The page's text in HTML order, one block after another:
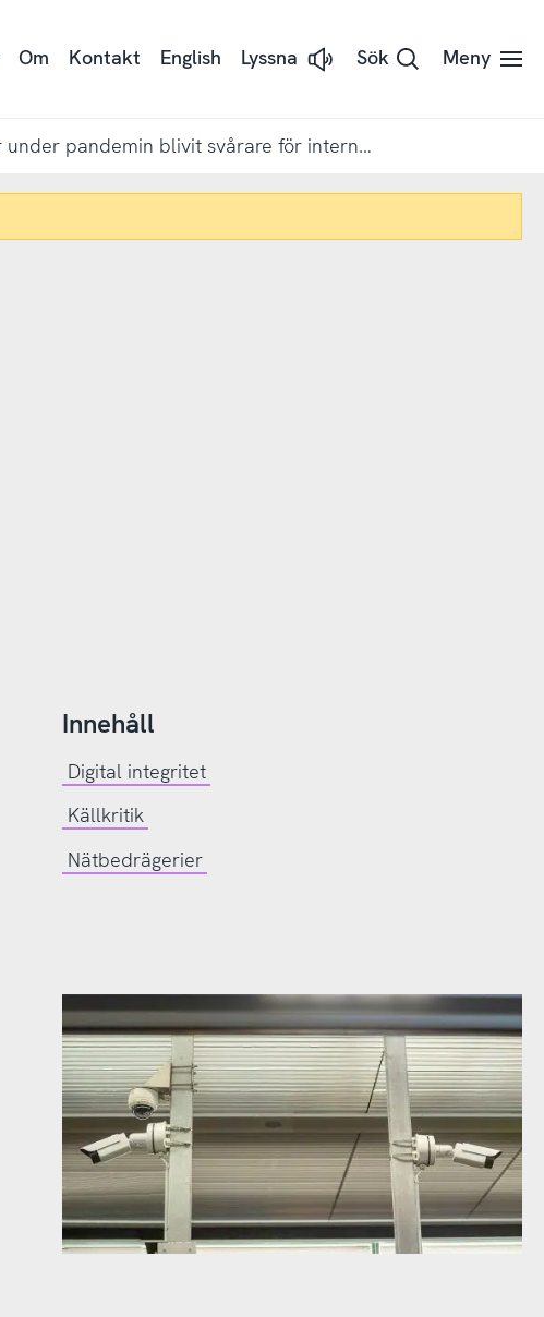
Om Kontakt English Lyssna
Lyssna
med
Sök Meny
Det har under pandemin blivit svårare för internetanvändarna att avgöra om information på nätet är sann eller falsk
Innehåll
Digital integritet
Källkritik
Nätbedrägerier